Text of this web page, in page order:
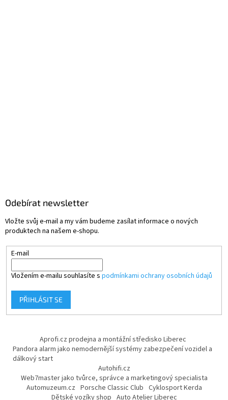
Odebírat newsletter
Vložte svůj e-mail a my vám budeme zasílat informace o nových
produktech na našem e-shopu.
E-mail
Vložením e-mailu souhlasíte s podmínkami ochrany osobních údajů
PŘIHLÁSIT SE
Aprofi.cz prodejna a montážní středisko Liberec
Pandora alarm jako nemodernější systémy zabezpečení vozidel a
dálkový start
Autohifi.cz
Web7master jako tvůrce, správce a marketingový specialista
Automuzeum.cz Porsche Classic Club Cyklosport Kerda
Dětské vozíky shop Auto Atelier Liberec